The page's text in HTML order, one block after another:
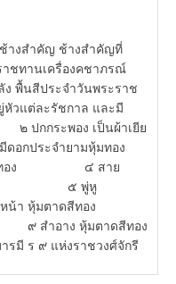
ช้างสำคัญ ช้างสำคัญที่
ชทานเครื่องคชาภรณ์
สีประจำวันพระราช
หัวแต่ละรัชกาล และมี
กกระพอง เป็นผ้าเยีย
อกประจำยามหุ้มทอง
มทอง ๔ สาย
อเสมาทอง ๕ พู่หู
า หุ้มตาดสีทอง
สำอาง หุ้มตาดสีทอง
รมี ร ๙ แห่งราชวงศ์จักรี